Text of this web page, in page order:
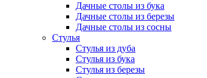
Дачные столы из бука
Дачные столы из березы
Дачные столы из сосны
Стулья
Стулья из дуба
Стулья из бука
Стулья из березы